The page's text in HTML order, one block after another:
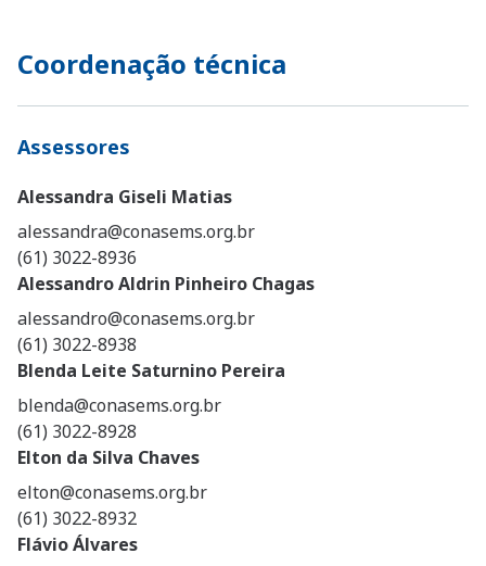
Coordenação técnica
Assessores
Alessandra Giseli Matias
alessandra@conasems.org.br
(61) 3022-8936
Alessandro Aldrin Pinheiro Chagas
alessandro@conasems.org.br
(61) 3022-8938
Blenda Leite Saturnino Pereira
blenda@conasems.org.br
(61) 3022-8928
Elton da Silva Chaves
elton@conasems.org.br
(61) 3022-8932
Flávio Álvares